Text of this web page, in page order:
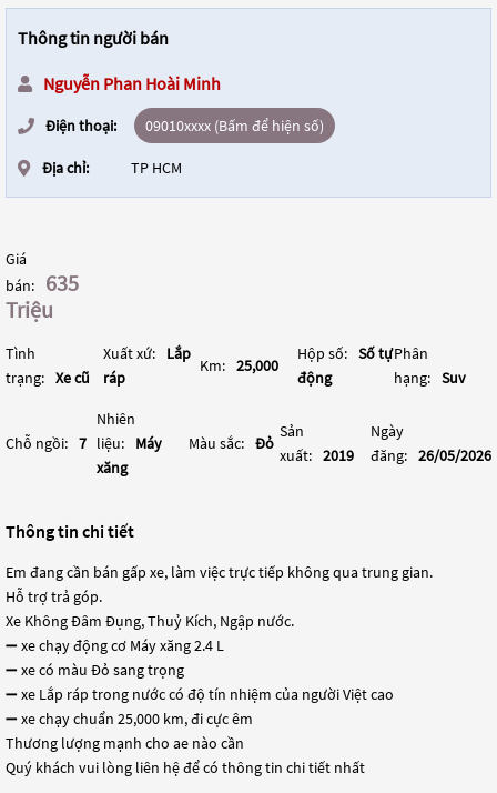
Thông tin người bán
Nguyễn Phan Hoài Minh
Điện thoại: 09010xxxx (Bấm để hiện số)
Địa chỉ: TP HCM
Giá
bán:
635
Triệu
Tình
trạng: Xe cũ
Xuất xứ:
Lắp
ráp
Km: 25,000
Hộp số: Số tự
động
Phân
hạng: Suv
Chỗ ngồi: 7
Nhiên
liệu:
Máy
xăng
Màu sắc: Đỏ
Sản
xuất: 2019
Ngày
đăng: 26/05/2026
Thông tin chi tiết
Em đang cần bán gấp xe, làm việc trực tiếp không qua trung gian.
Hỗ trợ trả góp.
Xe Không Đâm Đụng, Thuỷ Kích, Ngập nước.
➖ xe chạy động cơ Máy xăng 2.4 L
➖ xe có màu Đỏ sang trọng
➖ xe Lắp ráp trong nước có độ tín nhiệm của người Việt cao
➖ xe chạy chuẩn 25,000 km, đi cực êm
Thương lượng mạnh cho ae nào cần
Quý khách vui lòng liên hệ để có thông tin chi tiết nhất